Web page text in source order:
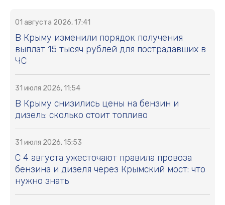
01 августа 2026, 17:41
В Крыму изменили порядок получения
выплат 15 тысяч рублей для пострадавших в
ЧС
31 июля 2026, 11:54
В Крыму снизились цены на бензин и
дизель: сколько стоит топливо
31 июля 2026, 15:53
С 4 августа ужесточают правила провоза
бензина и дизеля через Крымский мост: что
нужно знать